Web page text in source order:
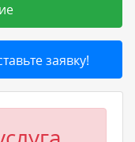
заявку!